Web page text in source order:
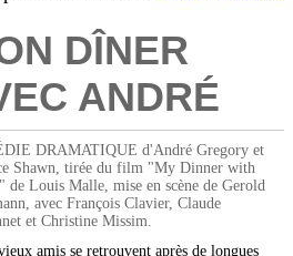
DÎNER
ANDRÉ
DRAMATIQUE d'André Gregory et
Shawn, tirée du film "My Dinner with
de Louis Malle, mise en scène de Gerold
avec François Clavier, Claude
et Christine Missim.
amis se retrouvent après de longues